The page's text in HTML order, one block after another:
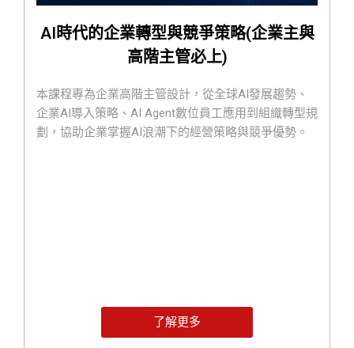
AI時代的企業轉型與競爭策略(企業主與
高階主管必上)
本課程專為企業高階主管設計，從全球AI發展趨勢、
企業AI導入策略、AI Agent數位員工應用到組織轉型規
劃，協助企業掌握AI浪潮下的經營策略與競爭優勢。
了解更多